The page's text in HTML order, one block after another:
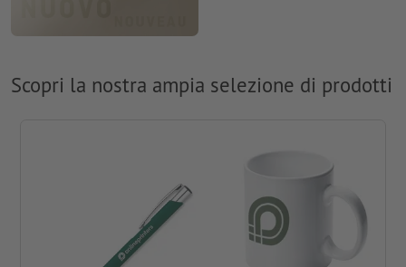
Scopri la nostra ampia selezione di prodotti